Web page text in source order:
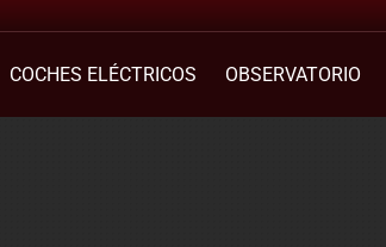
COCHES ELÉCTRICOS OBSERVATORIO